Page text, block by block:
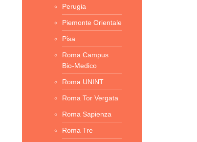
Perugia
Piemonte Orientale
Pisa
Roma Campus
Bio-Medico
Roma UNINT
Roma Tor Vergata
Roma Sapienza
Roma Tre